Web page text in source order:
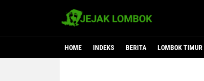
HOME INDEKS BERITA LOMBOK TIMUR